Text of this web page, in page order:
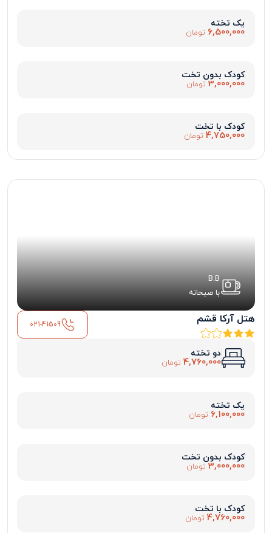
یک تخته
6,500,000 تومان
کودک بدون تخت
3,000,000 تومان
کودک با تخت
4,750,000 تومان
B.B
با صبحانه
هتل آرکا قشم 021-41509
دو تخته
4,760,000 تومان
یک تخته
6,100,000 تومان
کودک بدون تخت
3,000,000 تومان
کودک با تخت
4,760,000 تومان